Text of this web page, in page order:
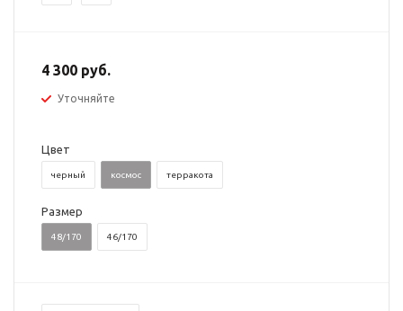
4 300 руб.
Уточняйте
Цвет
черный космос терракота
Размер
48/170 46/170